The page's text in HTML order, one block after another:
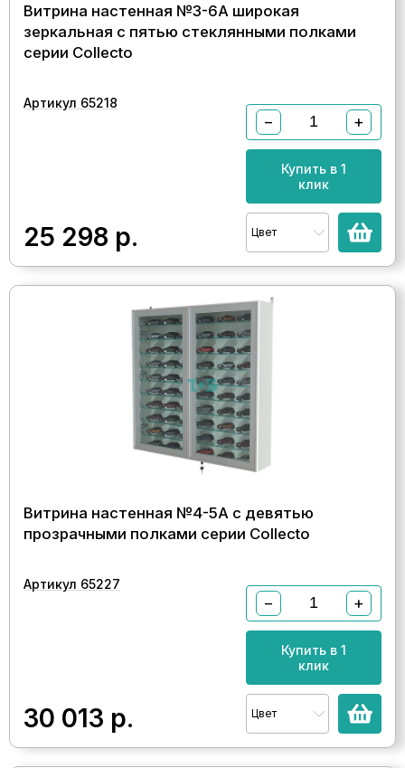
Витрина настенная №3-6А широкая
зеркальная с пятью стеклянными полками
серии Collecto
Артикул 65218
25 298 р.
− +
Купить в 1
клик
Цвет
Витрина настенная №4-5А с девятью
прозрачными полками серии Collecto
Артикул 65227
30 013 р.
− +
Купить в 1
клик
Цвет